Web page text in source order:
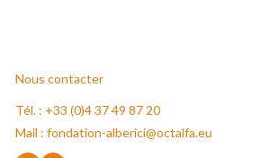
Nous contacter
Tél. : +33 (0)4 37 49 87 20
Mail : fondation-alberici@octalfa.eu